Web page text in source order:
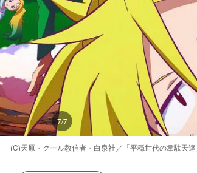
7/7
(C)天原・クール教信者・白泉社／「平穏世代の韋駄天